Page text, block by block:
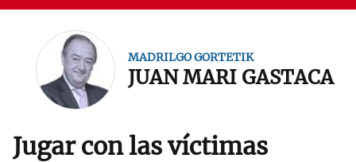
MADRILGO GORTETIK
JUAN MARI GASTACA
Jugar con las víctimas